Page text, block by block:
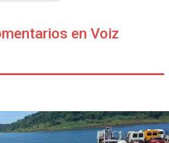
en Voiz